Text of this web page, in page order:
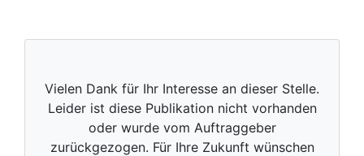
Vielen Dank für Ihr Interesse an dieser Stelle.
Leider ist diese Publikation nicht vorhanden
oder wurde vom Auftraggeber
zurückgezogen. Für Ihre Zukunft wünschen